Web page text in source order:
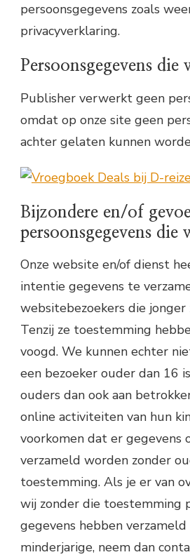
persoonsgegevens zoals
privacyverklaring.
Persoonsgegevens die
Publisher verwerkt geen
omdat op onze site geen
achter gelaten kunnen
Bijzondere en/of
persoonsgegevens die
Onze website en/of dienst
intentie gegevens te
websitebezoekers die jonger
Tenzij ze toestemming
voogd. We kunnen echter
een bezoeker ouder dan 16
ouders dan ook aan
online activiteiten van hun
voorkomen dat er gegevens
verzameld worden zonder
toestemming. Als je er van
wij zonder die toestemming
gegevens hebben verzameld
minderjarige, neem dan